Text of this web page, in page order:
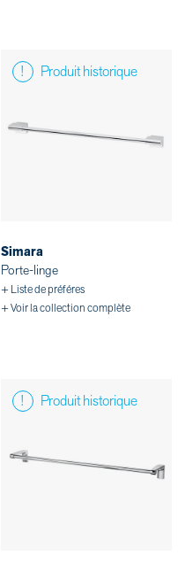
Produit historique
Simara
Porte-linge
+ Liste de préféres
+ Voir la collection complète
Produit historique